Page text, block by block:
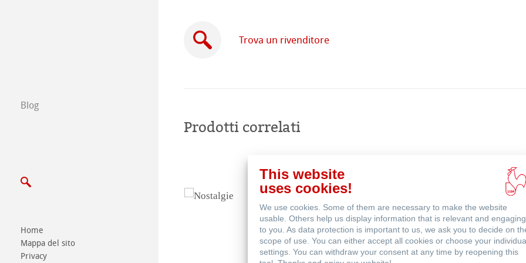
Commercio tra imprese
Blog
Home
Mappa del sito
Privacy
Trova un rivenditore
Prodotti correlati
This website
uses cookies!
We use cookies. Some of them are necessary to make the website
usable. Others help us display information that is relevant and engaging
to you. As data protection is important to us, we ask you to decide on
scope of use. You can either accept all cookies or choose your
settings. You can withdraw your consent at any time by reopening this